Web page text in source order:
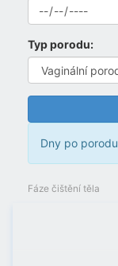
Typ porodu:
Dny po
Fáze čištění těla